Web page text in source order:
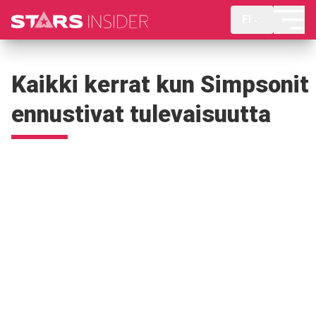
Kaikki kerrat kun Simpsonit
ennustivat tulevaisuutta